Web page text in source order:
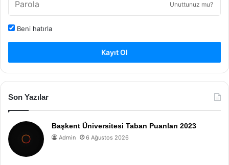
Unuttunuz mu?
Beni hatırla
Kayıt Ol
Son Yazılar
Başkent Üniversitesi Taban Puanları 2023
Admin 6 Ağustos 2026